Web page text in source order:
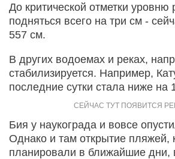
До критической отметки уровню
подняться всего на три см -
557 см.
В других водоемах и реках,
стабилизируется. Например,
последние сутки стала ниже на
Бия у наукограда и вовсе
Однако и там открытие пляжей,
планировали в ближайшие дни,